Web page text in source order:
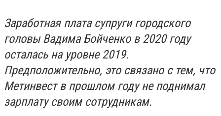
Заработная плата супруги городского
головы Вадима Бойченко в 2020 году
осталась на уровне 2019.
Предположительно, это связано с тем, что
Метинвест в прошлом году не поднимал
зарплату своим сотрудникам.